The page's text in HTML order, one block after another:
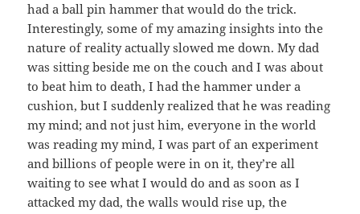
had a ball pin hammer that would do the trick.
Interestingly, some of my amazing insights into the
nature of reality actually slowed me down. My dad
was sitting beside me on the couch and I was about
to beat him to death, I had the hammer under a
cushion, but I suddenly realized that he was reading
my mind; and not just him, everyone in the world
was reading my mind, I was part of an experiment
and billions of people were in on it, they’re all
waiting to see what I would do and as soon as I
attacked my dad, the walls would rise up, the